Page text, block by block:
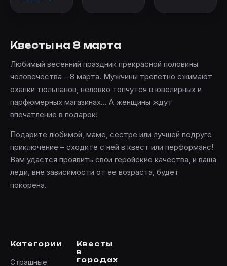
Квесты на 8 марта
Любимый весенний праздник прекрасной половины
человечества – 8 марта. Мужчины трепетно сжимают
охапки тюльпанов, неловко топчутся в ювелирных и
парфюмерных магазинах... А женщины ждут
впечатление в подарок!
Подарите любимой, маме, сестре или лучшей подруге
приключение – сходите с ней в квест или перформанс!
Вам удастся проявить свои геройские качества, и ваша
леди, вне зависимости от ее возраста, будет
покорена.
Категории
Страшные
Квесты
в
городах